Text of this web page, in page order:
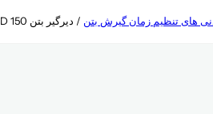
های تنظیم زمان گیرش بتن / دیرگیر بتن ECOTARD 150